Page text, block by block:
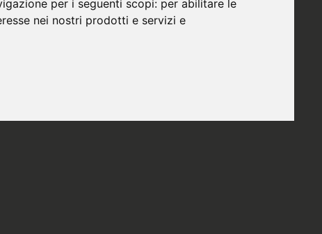
per i seguenti scopi: per abilitare le
nei nostri prodotti e servizi e